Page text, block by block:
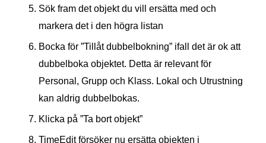
Sök fram det objekt du vill ersätta med och
markera det i den högra listan
Bocka för ”Tillåt dubbelbokning” ifall det är ok att
dubbelboka objektet. Detta är relevant för
Personal, Grupp och Klass. Lokal och Utrustning
kan aldrig dubbelbokas.
Klicka på ”Ta bort objekt”
TimeEdit försöker nu ersätta objekten i